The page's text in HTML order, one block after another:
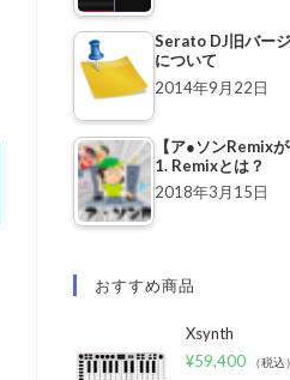
Serato DJ旧バー
について
2014年9月22日
【ア●ソンRemix
1. Remixとは？
2018年3月15日
おすすめ商品
Xsynth
¥59,400 （税込）